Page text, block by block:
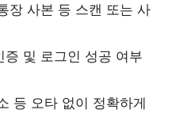
장 사본 등 스캔 또는 사
증 및 로그인 성공 여부
등 오타 없이 정확하게